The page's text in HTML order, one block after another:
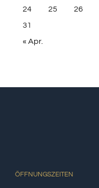
24
25 26
31
« Apr.
ÖFFNUNGSZEITEN